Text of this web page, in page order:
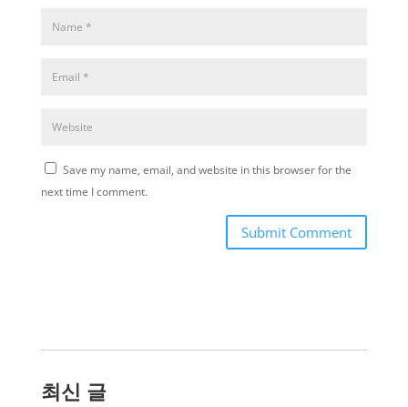
Save my name, email, and website in this browser for the
next time I comment.
Submit Comment
최신 글